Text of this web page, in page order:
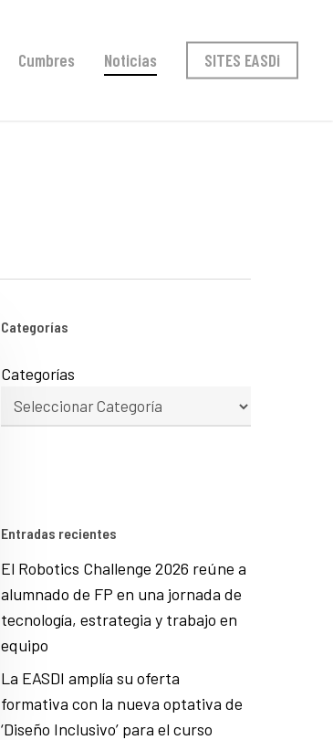
Cumbres Noticias SITES EASDi
Categorías
Categorías
Entradas recientes
El Robotics Challenge 2026 reúne a
alumnado de FP en una jornada de
tecnología, estrategia y trabajo en
equipo
La EASDI amplía su oferta
formativa con la nueva optativa de
‘Diseño Inclusivo’ para el curso